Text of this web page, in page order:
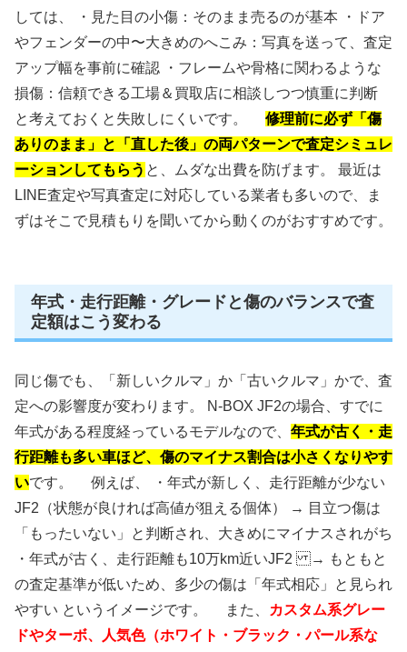
しては、 ・見た目の小傷：そのまま売るのが基本 ・ドア
やフェンダーの中〜大きめのへこみ：写真を送って、査定
アップ幅を事前に確認 ・フレームや骨格に関わるような
損傷：信頼できる工場＆買取店に相談しつつ慎重に判断
と考えておくと失敗しにくいです。 修理前に必ず「傷
ありのまま」と「直した後」の両パターンで査定シミュレ
ーションしてもらう と、ムダな出費を防げます。 最近は
LINE査定や写真査定に対応している業者も多いので、ま
ずはそこで見積もりを聞いてから動くのがおすすめです。
年式・走行距離・グレードと傷のバランスで査
定額はこう変わる
同じ傷でも、「新しいクルマ」か「古いクルマ」かで、査
定への影響度が変わります。 N-BOX JF2の場合、すでに
年式がある程度経っているモデルなので、 年式が古く・走
行距離も多い車ほど、傷のマイナス割合は小さくなりやす
いです。 例えば、 ・年式が新しく、走行距離が少ない
JF2（状態が良ければ高値が狙える個体） → 目立つ傷は
「もったいない」と判断され、大きめにマイナスされがち
・年式が古く、走行距離も10万km近いJF2 → もともと
の査定基準が低いため、多少の傷は「年式相応」と見られ
やすい というイメージです。 また、
カスタム系グレー
ドやターボ、人気色（ホワイト・ブラック・パール系な